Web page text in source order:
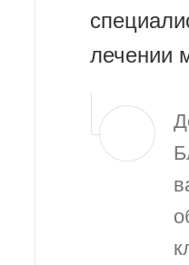
лечении